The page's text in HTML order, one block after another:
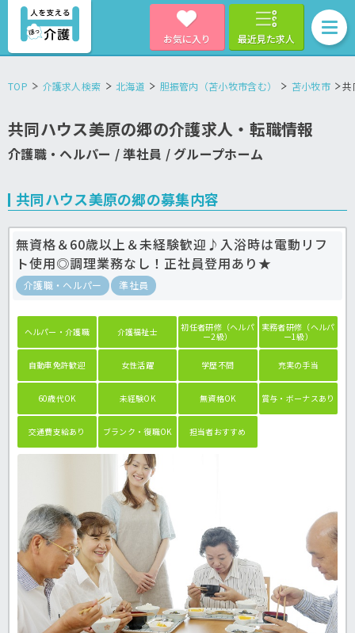
お気に入り 最近見た求人
TOP 介護求人検索 北海道 胆振管内（苫小牧市含む） 苫小牧市 共
共同ハウス美原の郷の介護求人・転職情報
介護職・ヘルパー / 準社員 / グループホーム
共同ハウス美原の郷の募集内容
無資格＆60歳以上＆未経験歓迎♪入浴時は電動リフ
ト使用◎調理業務なし！正社員登用あり★
介護職・ヘルパー 準社員
ヘルパー・介護職 介護福祉士
初任者研修（ヘルパ
ー2級）
実務者研修（ヘルパ
ー1級）
自動車免許歓迎 女性活躍 学歴不問 充実の手当
60歳代OK 未経験OK 無資格OK 賞与・ボーナスあり
交通費支給あり ブランク・復職OK 担当者おすすめ